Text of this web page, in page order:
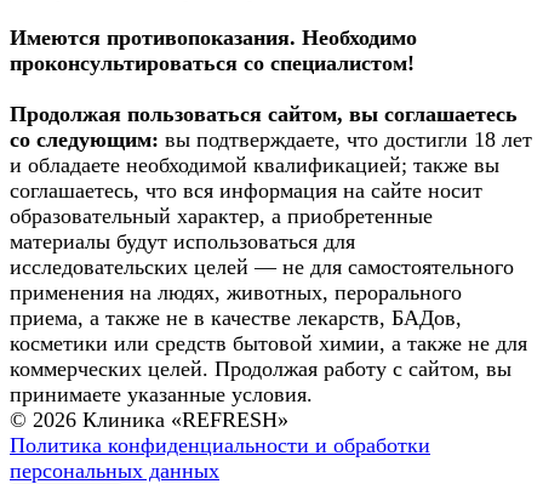
Имеются противопоказания. Необходимо
проконсультироваться со специалистом!
Продолжая пользоваться сайтом, вы соглашаетесь
со следующим: вы подтверждаете, что достигли 18 лет
и обладаете необходимой квалификацией; также вы
соглашаетесь, что вся информация на сайте носит
образовательный характер, а приобретенные
материалы будут использоваться для
исследовательских целей — не для самостоятельного
применения на людях, животных, перорального
приема, а также не в качестве лекарств, БАДов,
косметики или средств бытовой химии, а также не для
коммерческих целей. Продолжая работу с сайтом, вы
принимаете указанные условия.
© 2026 Клиника «REFRESH»
Политика конфиденциальности и обработки
персональных данных